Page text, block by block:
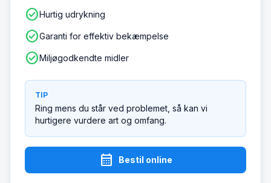
check_circleHurtig udrykning
check_circleGaranti for effektiv bekæmpelse
check_circleMiljøgodkendte midler
TIP
Ring mens du står ved problemet, så kan vi
hurtigere vurdere art og omfang.
calendar_month Bestil online